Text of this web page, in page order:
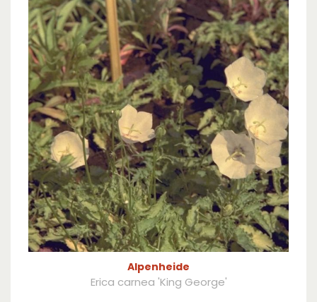
Alpenheide
Erica carnea 'King George'